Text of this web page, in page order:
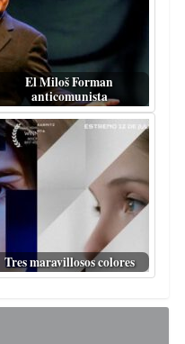
El Miloš Forman
anticomunista
Tres maravillosos colores